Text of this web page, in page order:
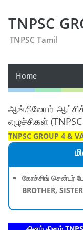
TNPSC
TNPSC Tamil
Home
ஆங்கிலேயர்
எழுச்சிகள்
TNPSC GROUP 4 &
கோச்சிங் சென்டர்
BROTHER,